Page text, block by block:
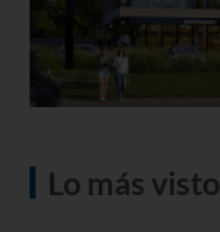
Lo más visto